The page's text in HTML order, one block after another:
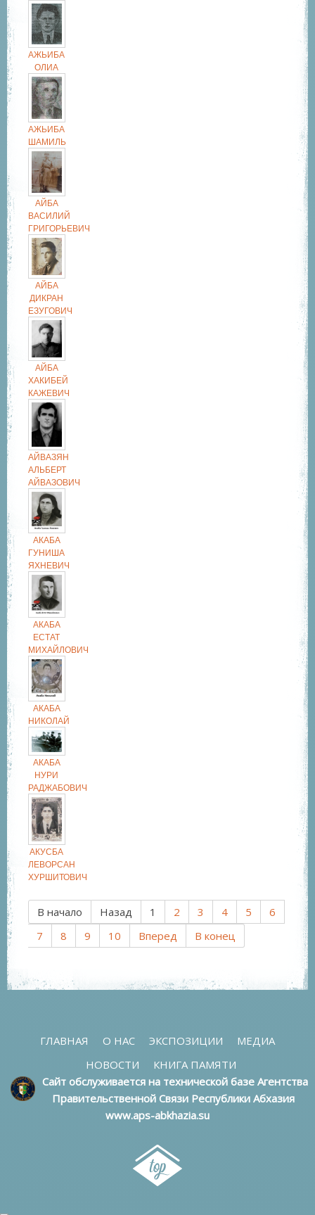
АЖЬИБА
ОЛИА
АЖЬИБА
ШАМИЛЬ
АЙБА
ВАСИЛИЙ
ГРИГОРЬЕВИЧ
АЙБА
ДИКРАН
ЕЗУГОВИЧ
АЙБА
ХАКИБЕЙ
КАЖЕВИЧ
АЙВАЗЯН
АЛЬБЕРТ
АЙВАЗОВИЧ
АКАБА
ГУНИША
ЯХНЕВИЧ
АКАБА
ЕСТАТ
МИХАЙЛОВИЧ
АКАБА
НИКОЛАЙ
АКАБА
НУРИ
РАДЖАБОВИЧ
АКУСБА
ЛЕВОРСАН
ХУРШИТОВИЧ
В начало Назад 1 2 3 4 5
6
7
8 9 10 Вперед В конец
ГЛАВНАЯ О НАС ЭКСПОЗИЦИИ
МЕДИА
НОВОСТИ
КНИГА ПАМЯТИ
Сайт обслуживается на технической базе Агентства
Правительственной Связи Республики Абхазия
www.aps-abkhazia.su